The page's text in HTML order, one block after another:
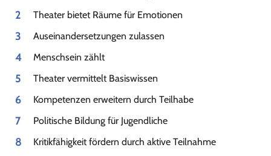
Theater bietet Räume für Emotionen
Auseinandersetzungen zulassen
Menschsein zählt
Theater vermittelt Basiswissen
Kompetenzen erweitern durch Teilhabe
Politische Bildung für Jugendliche
Kritikfähigkeit fördern durch aktive Teilnahme